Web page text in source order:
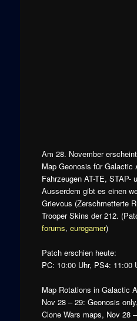
Am 28. November
Map Geonosis für Galactic
Fahrzeugen AT-TE, STAP-
Ausserdem gibt es einen
Grievous (Zerschmetterte
Trooper Skins der 212.
forums, eurogamer)
Patch erschien heute:
PC: 10:00 Uhr, PS4: 11:00
Map Rotations in Galactic
Nov 28 – 29: Geonosis
Clone Wars maps, Nov 28